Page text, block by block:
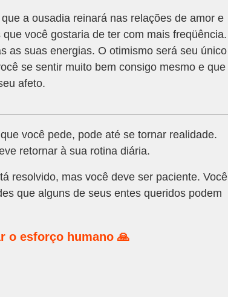
a ousadia reinará nas relações de amor e
você gostaria de ter com mais freqüência.
as suas energias. O otimismo será seu único
se sentir muito bem consigo mesmo e que
afeto.
você pede, pode até se tornar realidade.
retornar à sua rotina diária.
resolvido, mas você deve ser paciente. Você
que alguns de seus entes queridos podem
o esforço humano 🙏